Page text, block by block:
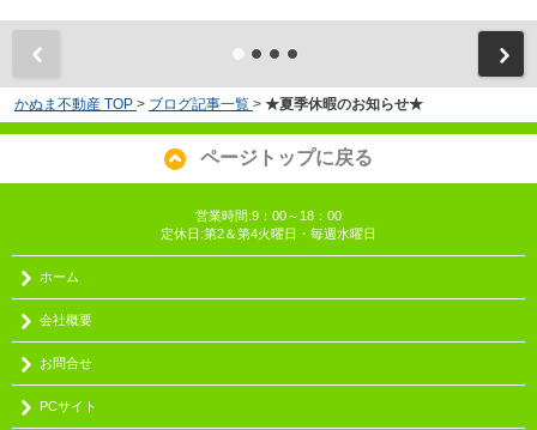
かぬま不動産 TOP > ブログ記事一覧 > ★夏季休暇のお知らせ★
ページトップに戻る
営業時間:9：00～18：00
定休日:第2＆第4火曜日・毎週水曜日
ホーム
会社概要
お問合せ
PCサイト